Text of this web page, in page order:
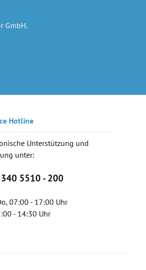
GmbH.
Hotline
Unterstützung und
unter:
5510 - 200
07:00 - 17:00 Uhr
- 14:30 Uhr